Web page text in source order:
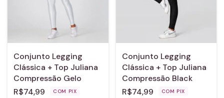
Conjunto Legging
Clássica + Top Juliana
Compressão Gelo
R$74,99
COM PIX
Conjunto Legging
Clássica + Top Juliana
Compressão Black
R$74,99
COM PIX